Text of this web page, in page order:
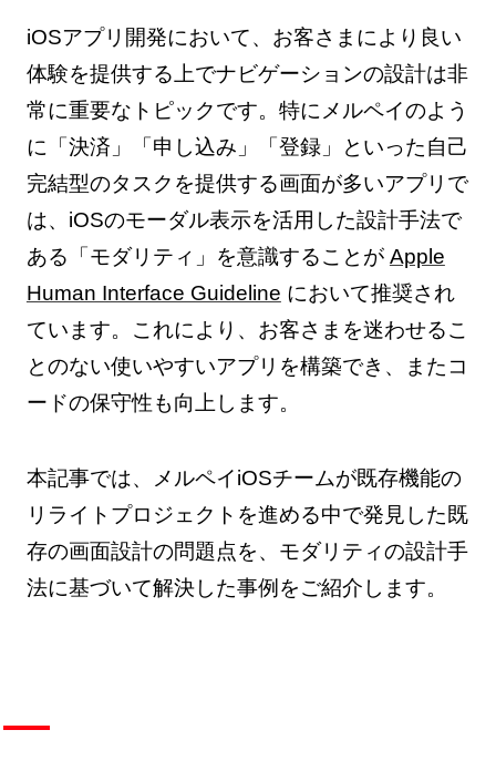
iOSアプリ開発において、お客さまにより良い
体験を提供する上でナビゲーションの設計は非
常に重要なトピックです。特にメルペイのよう
に「決済」「申し込み」「登録」といった自己
完結型のタスクを提供する画面が多いアプリで
は、iOSのモーダル表示を活用した設計手法で
ある「モダリティ」を意識することが Apple
Human Interface Guideline において推奨され
ています。これにより、お客さまを迷わせるこ
とのない使いやすいアプリを構築でき、またコ
ードの保守性も向上します。
本記事では、メルペイiOSチームが既存機能の
リライトプロジェクトを進める中で発見した既
存の画面設計の問題点を、モダリティの設計手
法に基づいて解決した事例をご紹介します。